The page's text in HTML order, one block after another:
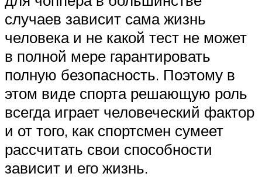
случаев зависит сама жизнь
человека и не какой тест не может
в полной мере гарантировать
полную безопасность. Поэтому в
этом виде спорта решающую роль
всегда играет человеческий фактор
и от того, как спортсмен сумеет
рассчитать свои способности
зависит и его жизнь.